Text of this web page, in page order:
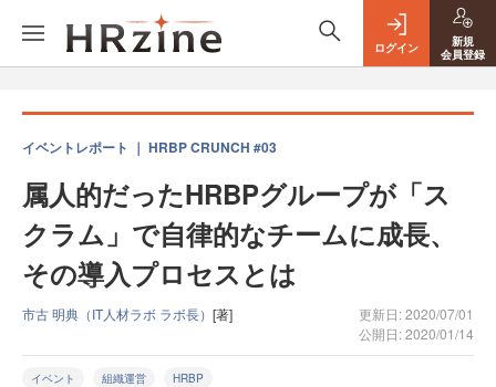
ログイン
新規
会員登録
イベントレポート ｜ HRBP CRUNCH #03
属人的だったHRBPグループが「ス
クラム」で自律的なチームに成長、
その導入プロセスとは
市古 明典（IT人材ラボ ラボ長） [著]
更新日: 2020/07/01
公開日: 2020/01/14
イベント 組織運営 HRBP